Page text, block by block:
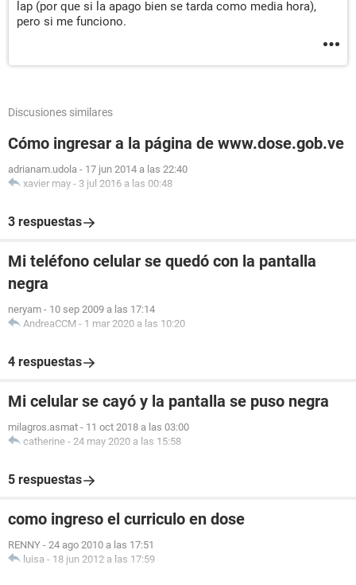
lap (por que si la apago bien se tarda como media hora),
pero si me funciono.
Discusiones similares
Cómo ingresar a la página de www.dose.gob.ve
adrianam.udola - 17 jun 2014 a las 22:40
xavier may - 3 jul 2016 a las 00:48
3 respuestas
Mi teléfono celular se quedó con la pantalla
negra
neryam - 10 sep 2009 a las 17:14
AndreaCCM - 1 mar 2020 a las 10:20
4 respuestas
Mi celular se cayó y la pantalla se puso negra
milagros.asmat - 11 oct 2018 a las 03:00
catherine - 24 may 2020 a las 15:58
5 respuestas
como ingreso el curriculo en dose
RENNY - 24 ago 2010 a las 17:51
luisa - 18 jun 2012 a las 17:59